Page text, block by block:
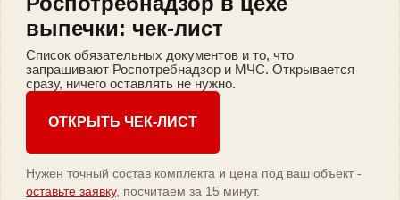
выпечки: чек-лист
Список обязательных документов и то, что
запрашивают Роспотребнадзор и МЧС. Открывается
сразу, ничего оставлять не нужно.
ОТКРЫТЬ ЧЕК-ЛИСТ
Нужен точный состав комплекта и цена под ваш объект -
оставьте заявку, посчитаем за 15 минут.